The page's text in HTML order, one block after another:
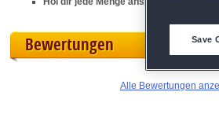
Bewertungen
Alle Bewertungen
Save